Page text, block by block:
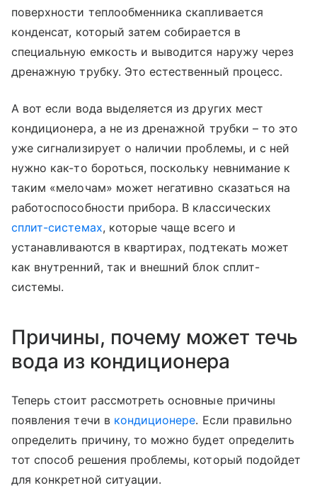
поверхности теплообменника скапливается
конденсат, который затем собирается в
специальную емкость и выводится наружу через
дренажную трубку. Это естественный процесс.
А вот если вода выделяется из других мест
кондиционера, а не из дренажной трубки – то это
уже сигнализирует о наличии проблемы, и с ней
нужно как-то бороться, поскольку невнимание к
таким «мелочам» может негативно сказаться на
работоспособности прибора. В классических
сплит-системах, которые чаще всего и
устанавливаются в квартирах, подтекать может
как внутренний, так и внешний блок сплит-
системы.
Причины, почему может течь
вода из кондиционера
Теперь стоит рассмотреть основные причины
появления течи в кондиционере. Если правильно
определить причину, то можно будет определить
тот способ решения проблемы, который подойдет
для конкретной ситуации.